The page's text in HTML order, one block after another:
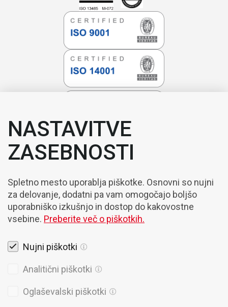
NASTAVITVE
ZASEBNOSTI
Spletno mesto uporablja piškotke. Osnovni so nujni
za delovanje, dodatni pa vam omogočajo boljšo
uporabniško izkušnjo in dostop do kakovostne
vsebine. Preberite več o piškotkih.
Nujni piškotki
Analitični piškotki
Oglaševalski piškotki